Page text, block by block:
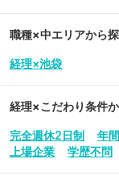
職種×中エリアから
経理×池袋
経理×こだわり条件
完全週休2日制 年
上場企業
学歴不問